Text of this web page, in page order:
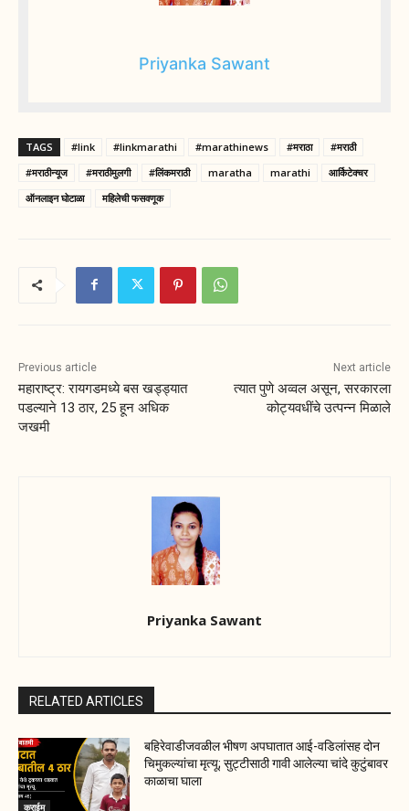
Priyanka Sawant
TAGS #link #linkmarathi #marathinews #मराठा
#मराठी
#मराठीन्यूज
#मराठीमुलगी #लिंकमराठी maratha marathi
आर्किटेक्चर
ऑनलाइन घोटाळा
महिलेची फसवणूक
Previous article
महाराष्ट्र: रायगडमध्ये बस खड्ड्यात
पडल्याने 13 ठार, 25 हून अधिक
जखमी
Next article
त्यात पुणे अव्वल असून, सरकारला
कोट्यवधींचे उत्पन्न मिळाले
Priyanka Sawant
RELATED ARTICLES
क्राईम
बहिरेवाडीजवळील भीषण अपघातात आई-वडिलांसह दोन
चिमुकल्यांचा मृत्यू; सुट्टीसाठी गावी आलेल्या चांदे कुटुंबावर
काळाचा घाला